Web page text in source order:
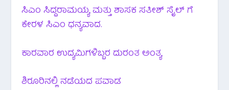
ಸಿಎಂ ಸಿದ್ದರಾಮಯ್ಯ ಮತ್ತು ಶಾಸಕ ಸತೀಶ್ ಸೈಲ್ ಗೆ
ಕೇರಳ ಸಿಎಂ ಧನ್ಯವಾದ.
ಕಾರವಾರ ಉದ್ಯಮಿಗಳಿಬ್ಬರ ದುರಂತ ಅಂತ್ಯ
ಶಿರೂರಿನಲ್ಲಿ ನಡೆಯದ ಪವಾಡ